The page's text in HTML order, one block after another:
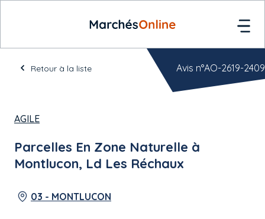
Retour à la liste
AGILE
Parcelles En Zone Naturelle à
Montlucon, Ld Les Réchaux
03 - MONTLUCON
Avis n°AO-2619-2409